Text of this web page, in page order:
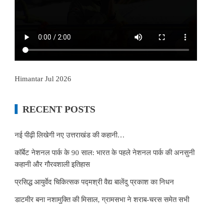
Himantar Jul 2026
RECENT POSTS
नई पीढ़ी लिखेगी नए उत्तराखंड की कहानी…
कॉर्बेट नेशनल पार्क के 90 साल: भारत के पहले नेशनल पार्क की अनसुनी
कहानी और गौरवशाली इतिहास
प्रसिद्ध आयुर्वेद चिकित्सक पद्मश्री वैद्य बालेंदु प्रकाश का निधन
डाटमीर बना नशामुक्ति की मिसाल, ग्रामसभा ने शराब-चरस समेत सभी